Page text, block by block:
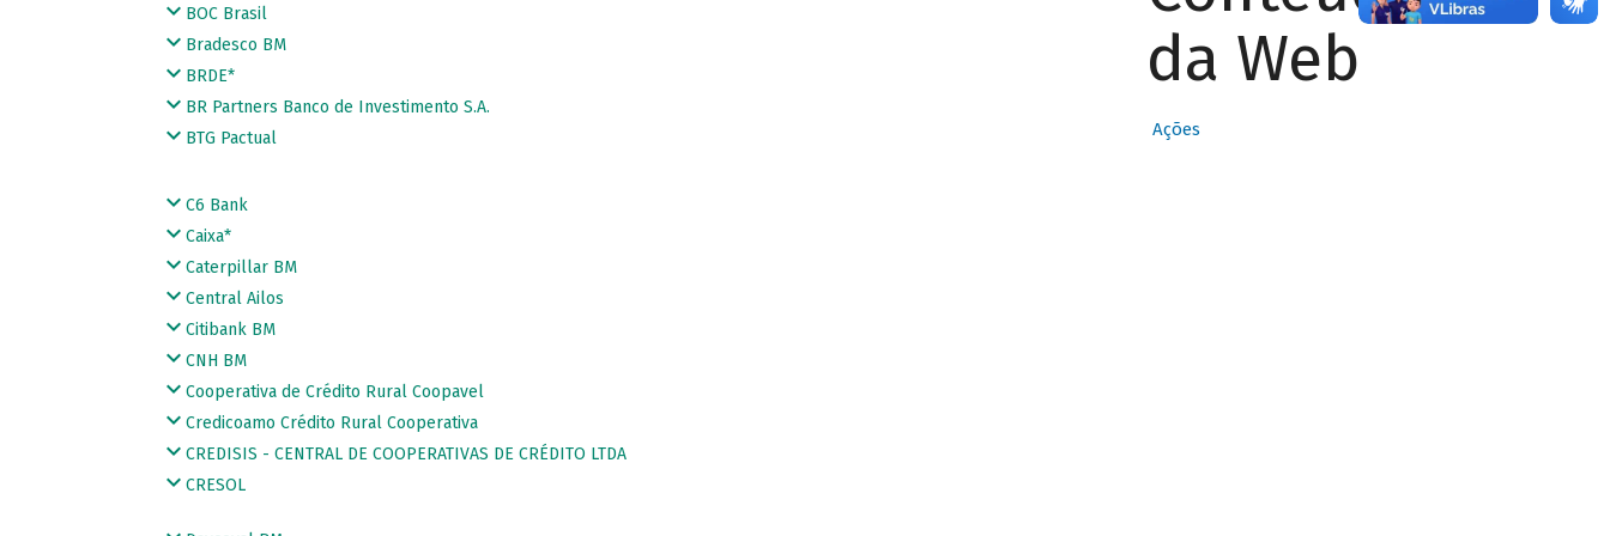
BOC Brasil
Bradesco BM
BRDE*
BR Partners Banco de Investimento S.A.
BTG Pactual
C6 Bank
Caixa*
Caterpillar BM
Central Ailos
Citibank BM
CNH BM
Cooperativa de Crédito Rural Coopavel
Credicoamo Crédito Rural Cooperativa
CREDISIS - CENTRAL DE COOPERATIVAS DE CRÉDITO LTDA
CRESOL
da Web
Ações